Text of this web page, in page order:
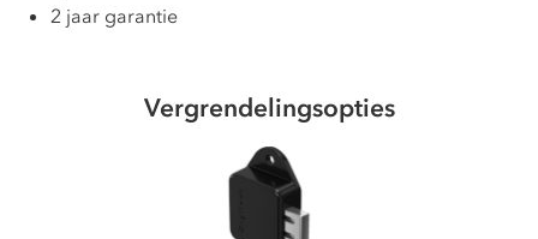
2 jaar garantie
Vergrendelingsopties